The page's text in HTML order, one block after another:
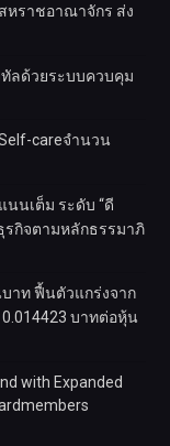
หราชอาณาจักร ส่ง
ลด้วยระบบควบคุม
careจำนวน
นนเต็ม ระดับ “ดี
รกิจตามหลักธรรมาภิ
บาท ฟื้นตัวแกร่งจาก
บาทต่อหุ้น
with Expanded